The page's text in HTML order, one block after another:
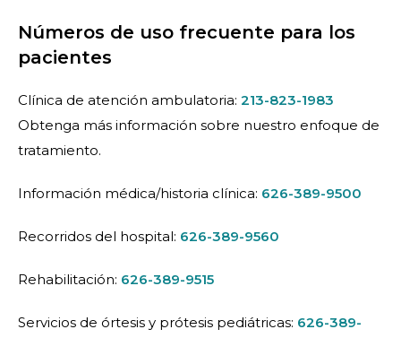
Números de uso frecuente para los
pacientes
Clínica de atención ambulatoria: 213-823-1983
Obtenga más información sobre nuestro enfoque de
tratamiento.
Información médica/historia clínica: 626-389-9500
Recorridos del hospital: 626-389-9560
Rehabilitación: 626-389-9515
Servicios de órtesis y prótesis pediátricas: 626-389-